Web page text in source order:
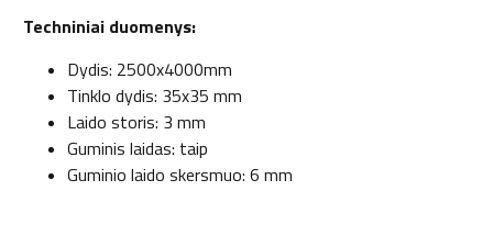
Techniniai duomenys:
Dydis: 2500x4000mm
Tinklo dydis: 35x35 mm
Laido storis: 3 mm
Guminis laidas: taip
Guminio laido skersmuo: 6 mm